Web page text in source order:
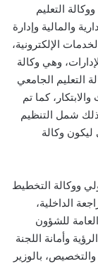
التعليم
والمالية وإدارة
الإلكترونية،
وهي وكالة
التعليم الجامعي
كما تم
شمل التنظيم
ليكون وكالة
ووكالة التخطيط
الداخلية،
للشؤون
وأمانة اللجنة
والتخصيص، بالوزير